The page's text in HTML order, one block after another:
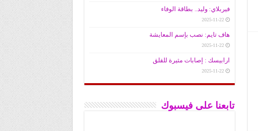
فيربلاي: وليد.. بطاقة الوفاء
2025-11-22
هاف تايم: نصب بإسم المعايشة
2025-11-22
ارابيسك : إصابات مثيرة للقلق
2025-11-22
تابعنا على فيسبوك